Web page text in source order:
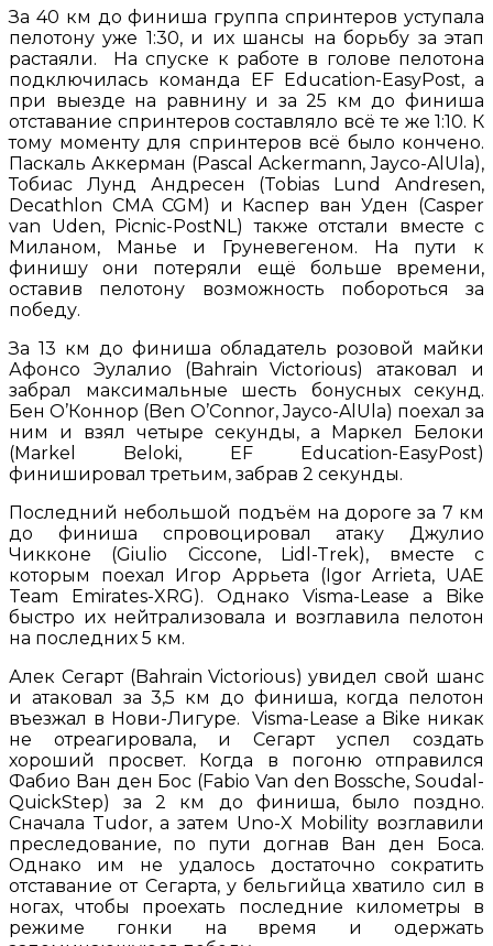
За 40 км до финиша группа спринтеров уступала
пелотону уже 1:30, и их шансы на борьбу за этап
растаяли. На спуске к работе в голове пелотона
подключилась команда EF Education-EasyPost, а
при выезде на равнину и за 25 км до финиша
отставание спринтеров составляло всё те же 1:10. К
тому моменту для спринтеров всё было кончено.
Паскаль Аккерман (Pascal Ackermann, Jayco-AlUla),
Тобиас Лунд Андресен (Tobias Lund Andresen,
Decathlon CMA CGM) и Каспер ван Уден (Casper
van Uden, Picnic-PostNL) также отстали вместе с
Миланом, Манье и Груневегеном. На пути к
финишу они потеряли ещё больше времени,
оставив пелотону возможность побороться за
победу.
За 13 км до финиша обладатель розовой майки
Афонсо Эулалио (Bahrain Victorious) атаковал и
забрал максимальные шесть бонусных секунд.
Бен О’Коннор (Ben O’Connor, Jayco-AlUla) поехал за
ним и взял четыре секунды, а Маркел Белоки
(Markel Beloki, EF Education-EasyPost)
финишировал третьим, забрав 2 секунды.
Последний небольшой подъём на дороге за 7 км
до финиша спровоцировал атаку Джулио
Чикконе (Giulio Ciccone, Lidl-Trek), вместе с
которым поехал Игор Аррьета (Igor Arrieta, UAE
Team Emirates-XRG). Однако Visma-Lease a Bike
быстро их нейтрализовала и возглавила пелотон
на последних 5 км.
Алек Сегарт (Bahrain Victorious) увидел свой шанс
и атаковал за 3,5 км до финиша, когда пелотон
въезжал в Нови-Лигуре. Visma-Lease a Bike никак
не отреагировала, и Сегарт успел создать
хороший просвет. Когда в погоню отправился
Фабио Ван ден Бос (Fabio Van den Bossche, Soudal-
QuickStep) за 2 км до финиша, было поздно.
Сначала Tudor, а затем Uno-X Mobility возглавили
преследование, по пути догнав Ван ден Боса.
Однако им не удалось достаточно сократить
отставание от Сегарта, у бельгийца хватило сил в
ногах, чтобы проехать последние километры в
режиме гонки на время и одержать